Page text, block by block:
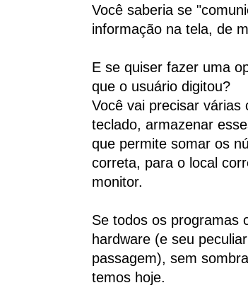
Você saberia se
informação na tela, de
E se quiser fazer uma
que o usuário digitou?
Você vai precisar
teclado, armazenar
que permite somar os
correta, para o local
monitor.
Se todos os programas
hardware (e seu
passagem), sem
temos hoje.